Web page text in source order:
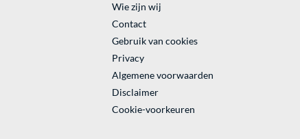
Wie zijn wij
Contact
Gebruik van cookies
Privacy
Algemene voorwaarden
Disclaimer
Cookie-voorkeuren